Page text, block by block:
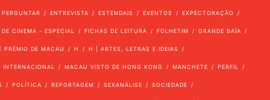
ENTREVISTA ESTENDAIS EVENTOS EXPECTORAÇÃO
CINEMA - ESPECIAL FICHAS DE LEITURA FOLHETIM GRANDE BAÍA
PRÉMIO DE MACAU H H | ARTES, LETRAS E IDEIAS
INTERNACIONAL MACAU VISTO DE HONG KONG MANCHETE PERFIL
POLÍTICA REPORTAGEM SEXANÁLISE SOCIEDADE